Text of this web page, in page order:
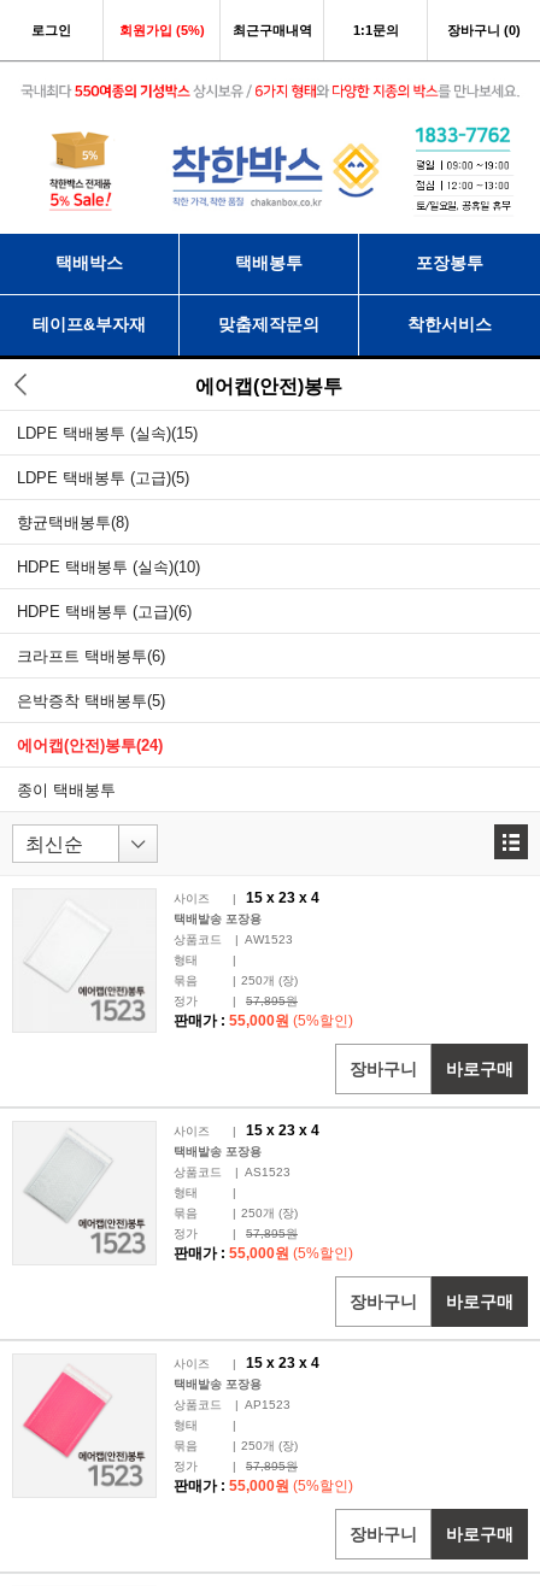
로그인 회원가입 (5%) 최근구매내역 1:1문의 장바구니 (0)
택배박스 택배봉투 포장봉투
테이프&부자재 맞춤제작문의 착한서비스
에어캡(안전)봉투
LDPE 택배봉투 (실속)(15)
LDPE 택배봉투 (고급)(5)
향균택배봉투(8)
HDPE 택배봉투 (실속)(10)
HDPE 택배봉투 (고급)(6)
크라프트 택배봉투(6)
은박증착 택배봉투(5)
에어캡(안전)봉투(24)
종이 택배봉투
사이즈 15 x 23 x 4
택배발송 포장용
상품코드
AW1523
형태
묶음
250개 (장)
정가
57,895원
판매가 : 55,000원 (5%할인)
바로구매
장바구니
사이즈 15 x 23 x 4
택배발송 포장용
상품코드
AS1523
형태
묶음
250개 (장)
정가
57,895원
판매가 : 55,000원 (5%할인)
바로구매
장바구니
사이즈 15 x 23 x 4
택배발송 포장용
상품코드
AP1523
형태
묶음
250개 (장)
정가
57,895원
판매가 : 55,000원 (5%할인)
바로구매
장바구니